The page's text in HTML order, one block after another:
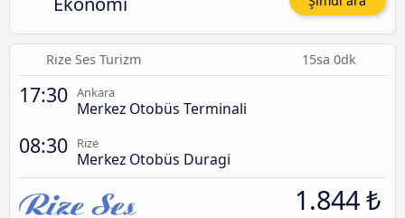
Rize Ses Turizm 15sa 0dk
17:30 Ankara
Merkez Otobüs Terminali
08:30 Rize
Merkez Otobüs Duragi
1.844 ₺